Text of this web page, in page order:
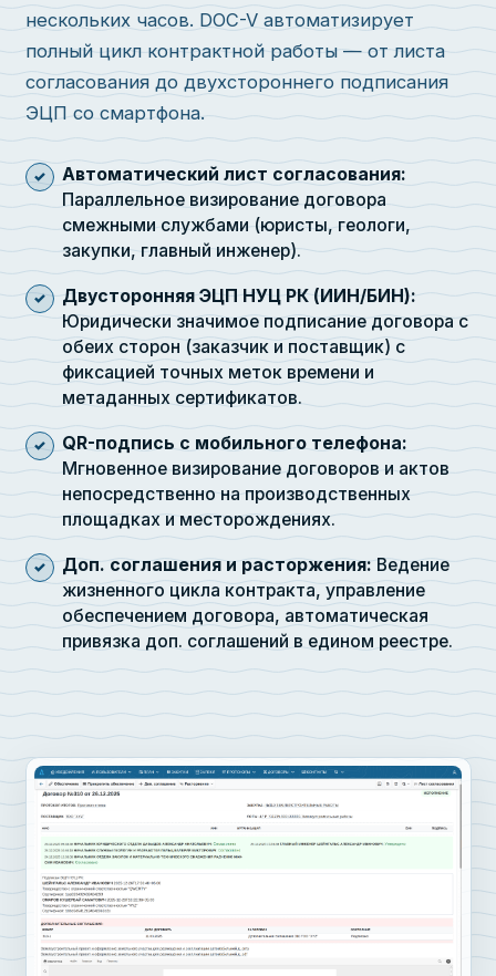
нескольких часов. DOC-V автоматизирует
полный цикл контрактной работы — от листа
согласования до двухстороннего подписания
ЭЦП со смартфона.
Автоматический лист согласования:
Параллельное визирование договора
смежными службами (юристы, геологи,
закупки, главный инженер).
Двусторонняя ЭЦП НУЦ РК (ИИН/БИН):
Юридически значимое подписание договора с
обеих сторон (заказчик и поставщик) с
фиксацией точных меток времени и
метаданных сертификатов.
QR-подпись с мобильного телефона:
Мгновенное визирование договоров и актов
непосредственно на производственных
площадках и месторождениях.
Доп. соглашения и расторжения:Ведение
жизненного цикла контракта, управление
обеспечением договора, автоматическая
привязка доп. соглашений в едином реестре.